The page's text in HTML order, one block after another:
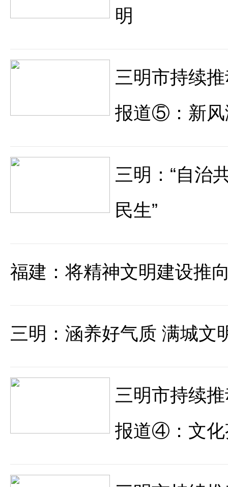
明
三明市持续
报道⑤：新风
三明：“自治
民生”
福建：将精神文明建设推
三明：涵养好气质 满城文
三明市持续
报道④：文化